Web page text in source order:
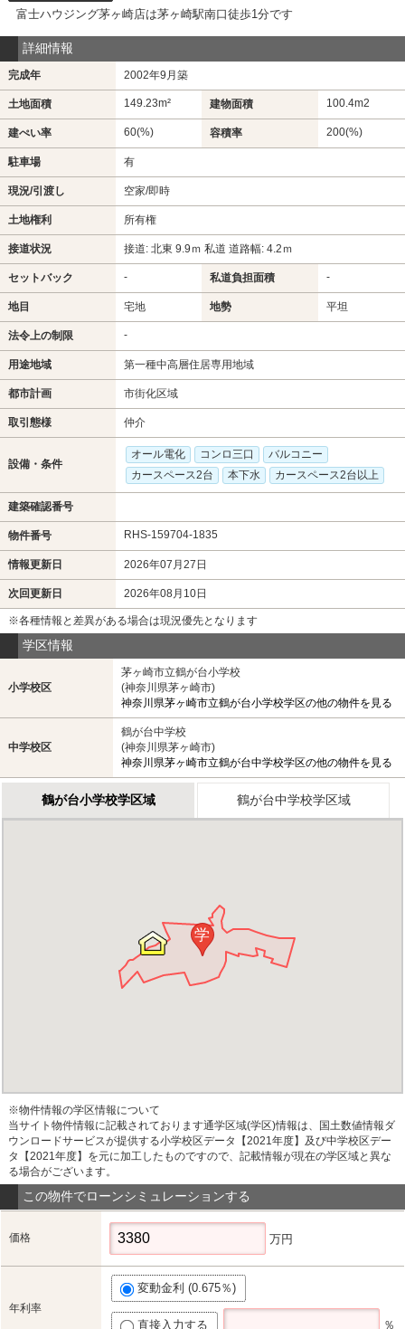
富士ハウジング茅ヶ崎店は茅ヶ崎駅南口徒歩1分です
詳細情報
完成年 2002年9月築
土地面積 149.23m² 建物面積 100.4m2
建ぺい率 60(%) 容積率 200(%)
駐車場 有
現況/引渡し 空家/即時
土地権利 所有権
接道状況 接道: 北東 9.9ｍ 私道 道路幅: 4.2ｍ
セットバック - 私道負担面積 -
地目 宅地 地勢 平坦
法令上の制限 -
用途地域 第一種中高層住居専用地域
都市計画 市街化区域
取引態様 仲介
設備・条件
オール電化 コンロ三口
バルコニー
カースペース2台
本下水 カースペース2台以上
建築確認番号
物件番号 RHS-159704-1835
情報更新日 2026年07月27日
次回更新日 2026年08月10日
※各種情報と差異がある場合は現況優先となります
学区情報
小学校区
茅ヶ崎市立鶴が台小学校
(神奈川県茅ヶ崎市)
神奈川県茅ヶ崎市立鶴が台小学校学区の他の物件を見る
中学校区
鶴が台中学校
(神奈川県茅ヶ崎市)
神奈川県茅ヶ崎市立鶴が台中学校学区の他の物件を見る
鶴が台小学校学区域 鶴が台中学校学区域
学
※物件情報の学区情報について
当サイト物件情報に記載されております通学区域(学区)情報は、国土数値情報ダ
ウンロードサービスが提供する小学校区データ【2021年度】及び中学校区デー
タ【2021年度】を元に加工したものですので、記載情報が現在の学区域と異な
る場合がございます。
この物件でローンシミュレーションする
価格 万円
年利率
変動金利 (0.675％)
直接入力する ％